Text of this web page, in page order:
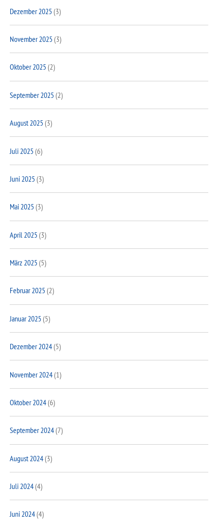
Dezember 2025 (3)
November 2025 (3)
Oktober 2025 (2)
September 2025 (2)
August 2025 (3)
Juli 2025 (6)
Juni 2025 (3)
Mai 2025 (3)
April 2025 (3)
März 2025 (5)
Februar 2025 (2)
Januar 2025 (5)
Dezember 2024(5)
November 2024(1)
Oktober 2024(6)
September 2024(7)
August 2024(3)
Juli 2024(4)
Juni 2024(4)